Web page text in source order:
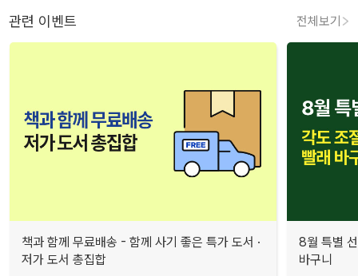
관련 이벤트 전체보기
책과 함께 무료배송 - 함께 사기 좋은 특가 도서 ·
저가 도서 총집합
8월 특별
바구니